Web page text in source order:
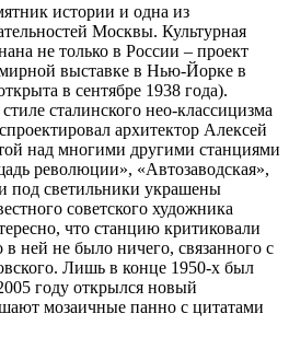
истории и одна из
Москвы. Культурная
не только в России – проект
выставке в Нью-Йорке в
в сентябре 1938 года).
сталинского нео-классицизма
архитектор Алексей
над многими другими станциями
революции», «Автозаводская»,
под светильники украшены
советского художника
что станцию критиковали
в ней не было ничего, связанного с
Лишь в конце 1950-х был
году открылся новый
мозаичные панно с цитатами